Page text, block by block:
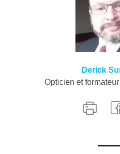
Derick
Opticien et